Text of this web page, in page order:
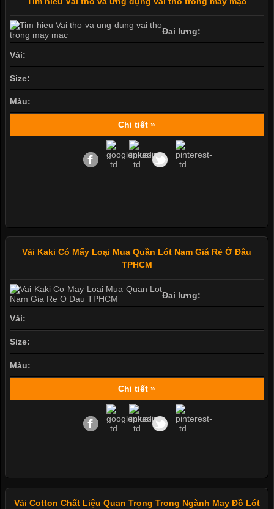
Đai lưng:
Vải:
Size:
Màu:
Chi tiết »
Vải Kaki Có Mấy Loại Mua Quần Lót Nam Giá Rẻ Ở Đâu
TPHCM
Đai lưng:
Vải:
Size:
Màu:
Chi tiết »
Vải Cotton Chất Liệu Quan Trọng Trong Ngành May Đồ Lót